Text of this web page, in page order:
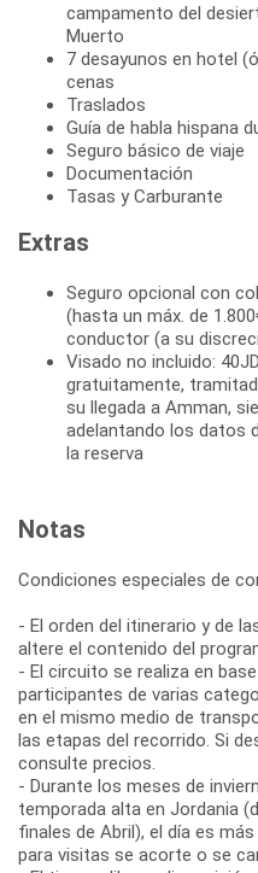
campamento del
Muerto
7 desayunos en hotel
cenas
Traslados
Guía de habla hispana
Seguro básico de viaje
Documentación
Tasas y Carburante
Extras
Seguro opcional con
(hasta un máx. de
conductor (a su
Visado no incluido:
gratuitamente,
su llegada a Amman,
adelantando los datos
la reserva
Notas
Condiciones especiales de
- El orden del itinerario y de
altere el contenido del
- El circuito se realiza en
participantes de varias
en el mismo medio de
las etapas del recorrido. Si
consulte precios.
- Durante los meses de
temporada alta en Jordania
finales de Abril), el día es
para visitas se acorte o se